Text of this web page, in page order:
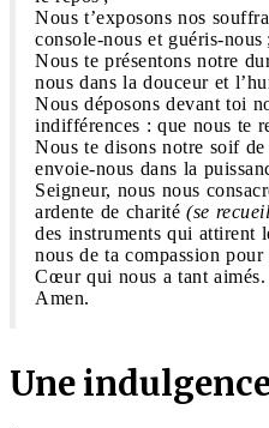
Nous t’exposons nos
console-nous et guéris-nous ;
Nous te présentons notre
nous dans la douceur et
Nous déposons devant toi
indifférences : que nous te
Nous te disons notre soif de
envoie-nous dans la
Seigneur, nous nous
ardente de charité (se
des instruments qui attirent
nous de ta compassion
Cœur qui nous a tant aimés.
Amen.
Une